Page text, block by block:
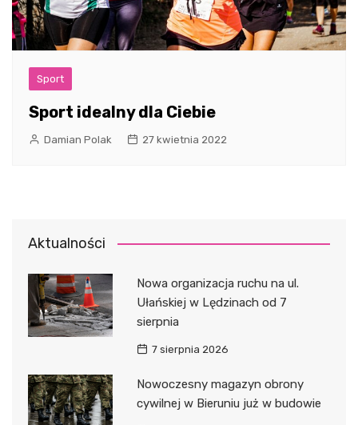
Sport
Sport idealny dla Ciebie
Damian Polak 27 kwietnia 2022
Aktualności
Nowa organizacja ruchu na ul.
Ułańskiej w Lędzinach od 7
sierpnia
7 sierpnia 2026
Nowoczesny magazyn obrony
cywilnej w Bieruniu już w budowie